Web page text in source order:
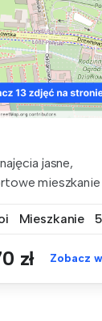
jasne,
Mieszkanie
zł Zobacz